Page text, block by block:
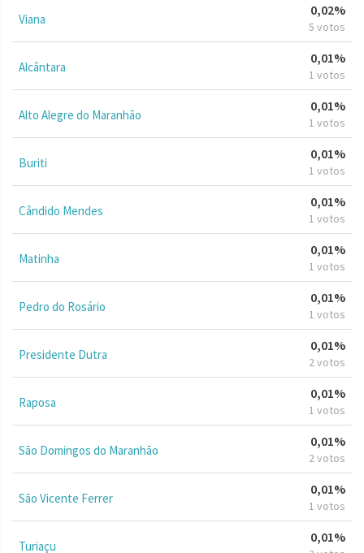
Viana
0,02%
5 votos
Alcântara
0,01%
1 votos
Alto Alegre do Maranhão
0,01%
1 votos
Buriti
0,01%
1 votos
Cândido Mendes
0,01%
1 votos
Matinha
0,01%
1 votos
Pedro do Rosário
0,01%
1 votos
Presidente Dutra
0,01%
2 votos
Raposa
0,01%
1 votos
São Domingos do Maranhão
0,01%
2 votos
São Vicente Ferrer
0,01%
1 votos
Turiaçu
0,01%